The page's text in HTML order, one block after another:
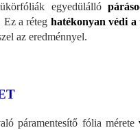
egyedülálló
a réteg hatékonyan védi
az eredménnyel.
páramentesítő fólia mérete